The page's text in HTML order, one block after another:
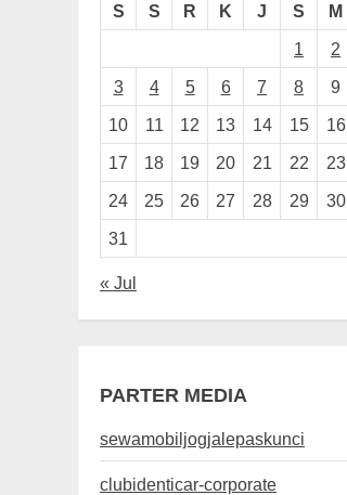
S S R K J S
M
1
2
3
4 5 6 7 8
9
10
11 12 13 14 15
16
17
18 19 20 21 22
23
24
25 26 27 28 29
30
31
« Jul
PARTER MEDIA
sewamobiljogjalepaskunci
clubidenticar-corporate